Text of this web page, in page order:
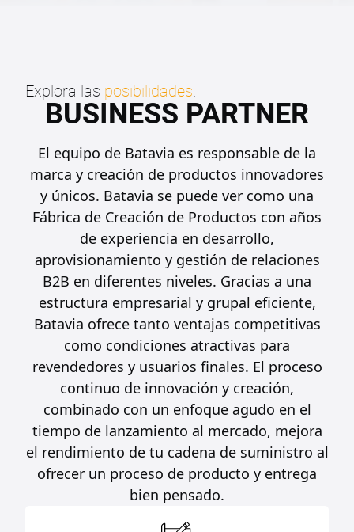
Explora las posibilidades
BUSINESS PARTNER
El equipo de Batavia es responsable de la
marca y creación de productos innovadores
y únicos. Batavia se puede ver como una
Fábrica de Creación de Productos con años
de experiencia en desarrollo,
aprovisionamiento y gestión de relaciones
B2B en diferentes niveles. Gracias a una
estructura empresarial y grupal eficiente,
Batavia ofrece tanto ventajas competitivas
como condiciones atractivas para
revendedores y usuarios finales. El proceso
continuo de innovación y creación,
combinado con un enfoque agudo en el
tiempo de lanzamiento al mercado, mejora
el rendimiento de tu cadena de suministro al
ofrecer un proceso de producto y entrega
bien pensado.